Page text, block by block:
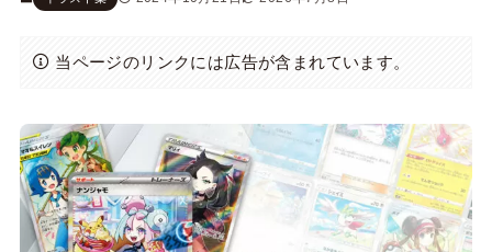
当ページのリンクには広告が含まれています。